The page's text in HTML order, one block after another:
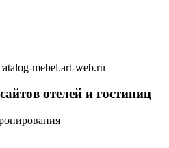
mebel.art-web.ru
отелей и гостиниц